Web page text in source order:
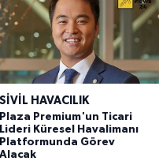
SIVIL HAVACILIK
Plaza Premium'un Ticari
Lideri Küresel Havalimanı
Platformunda Görev
Alacak